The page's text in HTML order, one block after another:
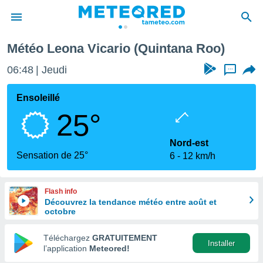
de
en
Météo Leona Vicario (Quintana Roo)
06:48 Jeudi ...
Ensoleillé
25°
Sensation de 25°
Nord-est
6
12 km/h
Flash info
Découvrez la tendance météo entre août et
octobre
Téléchargez GRATUITEMENT
l’application Meteored!
Installer